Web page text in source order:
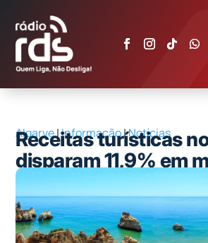
Algarve|Informação|Notícias
Receitas turísticas
disparam 11,9% em
época baixa